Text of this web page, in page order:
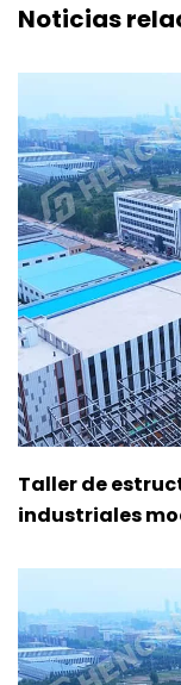
Noticias
Taller de
industriales